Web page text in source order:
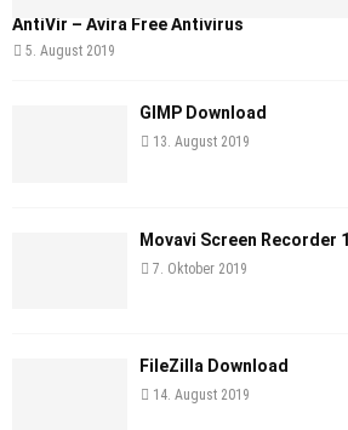
AntiVir – Avira Free Antivirus
5. August 2019
GIMP Download
13. August 2019
Movavi Screen Recorder
7. Oktober 2019
FileZilla Download
14. August 2019